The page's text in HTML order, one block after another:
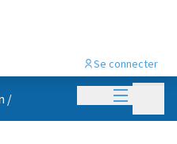
Menu
Se connecter
/